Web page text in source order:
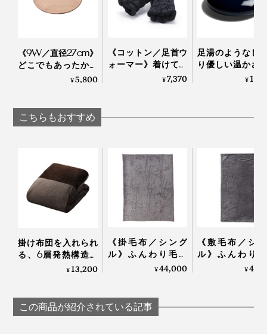
《9W／直径27cm》
どこでもあったかデ
スクワーク！銀ナノ
ティングパッド」｜
INKO
¥5,800
《コットン／足首ウ
ォーマー》着けてい
ることを忘れる肌触
¥7,370
足湯のようなじ
り優しい温かさ
なたの頭寒足熱
¥
こちらもおすすめ
掛け布団を入れられ
る、6層発熱構造の
「オールインワン毛
¥13,200
《掛毛布／シング
ル》ふんわり毛足
1.7cmのメリノウー
布」｜LOOM &
SPOOL ルームアンド
¥44,000
《敷毛布／シ
ル》ふんわり
1.7cmのメリノ
¥
この商品が紹介されている記事